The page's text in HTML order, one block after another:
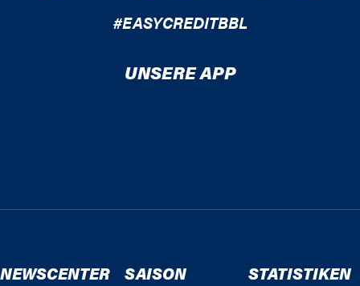
#EASYCREDITBBL
UNSERE APP
NEWSCENTER SAISON STATISTIKEN